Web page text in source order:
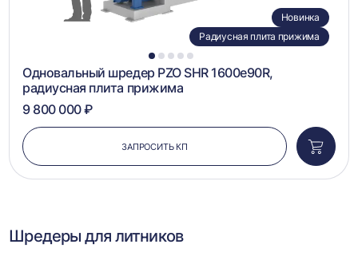
1 2 3 4 5
Новинка
Радиусная плита прижима
Одновальный шредер PZO SHR 1600e90R,
радиусная плита прижима
9 800 000 ₽
ЗАПРОСИТЬ КП
в
Шредеры для литников